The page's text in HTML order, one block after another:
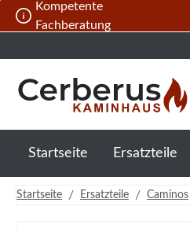
Hauptinhalt springen
Zur Suche springen
Zur Hauptnavigation springen
Kompetente
Fachberatung
Startseite Ersatzteile
Startseite / Ersatzteile / Caminos